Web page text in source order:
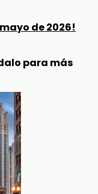
de 2026!
para más